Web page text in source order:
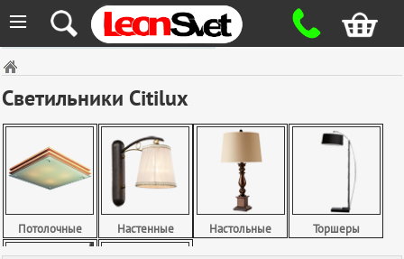
≡
Светильники Citilux
Потолочные Настенные Настольные Торшеры